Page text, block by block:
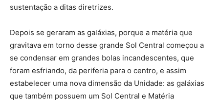
sustentação a ditas diretrizes.
Depois se geraram as galáxias, porque a matéria que
gravitava em torno desse grande Sol Central começou a
se condensar em grandes bolas incandescentes, que
foram esfriando, da periferia para o centro, e assim
estabelecer uma nova dimensão da Unidade: as galáxias
que também possuem um Sol Central e Matéria